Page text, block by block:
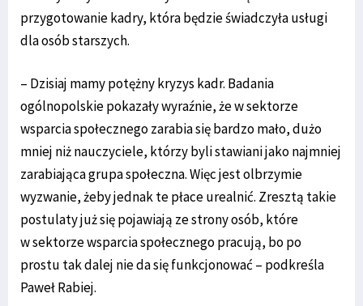
przygotowanie kadry, która będzie świadczyła usługi
dla osób starszych.
– Dzisiaj mamy potężny kryzys kadr. Badania
ogólnopolskie pokazały wyraźnie, że w sektorze
wsparcia społecznego zarabia się bardzo mało, dużo
mniej niż nauczyciele, którzy byli stawiani jako najmniej
zarabiająca grupa społeczna. Więc jest olbrzymie
wyzwanie, żeby jednak te płace urealnić. Zresztą takie
postulaty już się pojawiają ze strony osób, które
w sektorze wsparcia społecznego pracują, bo po
prostu tak dalej nie da się funkcjonować – podkreśla
Paweł Rabiej.